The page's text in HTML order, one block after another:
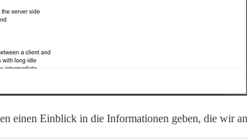
einen Einblick in die Informationen geben, die wir